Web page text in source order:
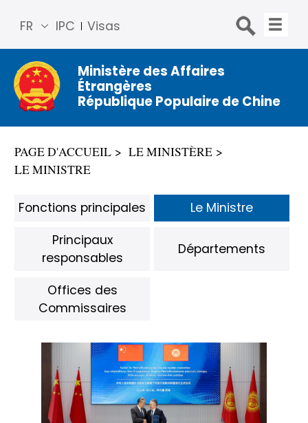
IPC Visas
FR
简体
中文
Engli
sh
Русс
Espa
ñol
عربي
Ministère des Affaires
Étrangères
République Populaire de Chine
PAGE D'ACCUEIL
LE MINISTÈRE
LE MINISTRE
Fonctions principales
Le Ministre
Principaux
responsables
Départements
Offices des
Commissaires